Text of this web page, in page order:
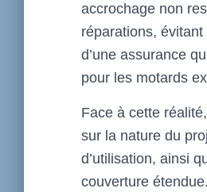
accrochage non
réparations,
d’une assurance
pour les motards
Face à cette
sur la nature du
d’utilisation, ainsi
couverture